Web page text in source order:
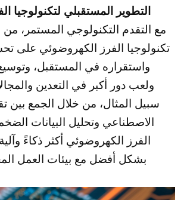
التطوير المستقبلي لتكنولوجيا
مع التقدم التكنولوجي المستمر، من
تكنولوجيا الفرز الكهروضوئي على
واستقراره في المستقبل،
ولعب دور أكبر في التعدين
سبيل المثال، من خلال الجمع بين
الاصطناعي وتحليل البيانات
الفرز الكهروضوئي أكثر ذكاءً
بشكل أفضل مع بيئات العمل